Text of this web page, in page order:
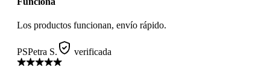
Los productos funcionan, envío rápido.
PSPetra S. verificada